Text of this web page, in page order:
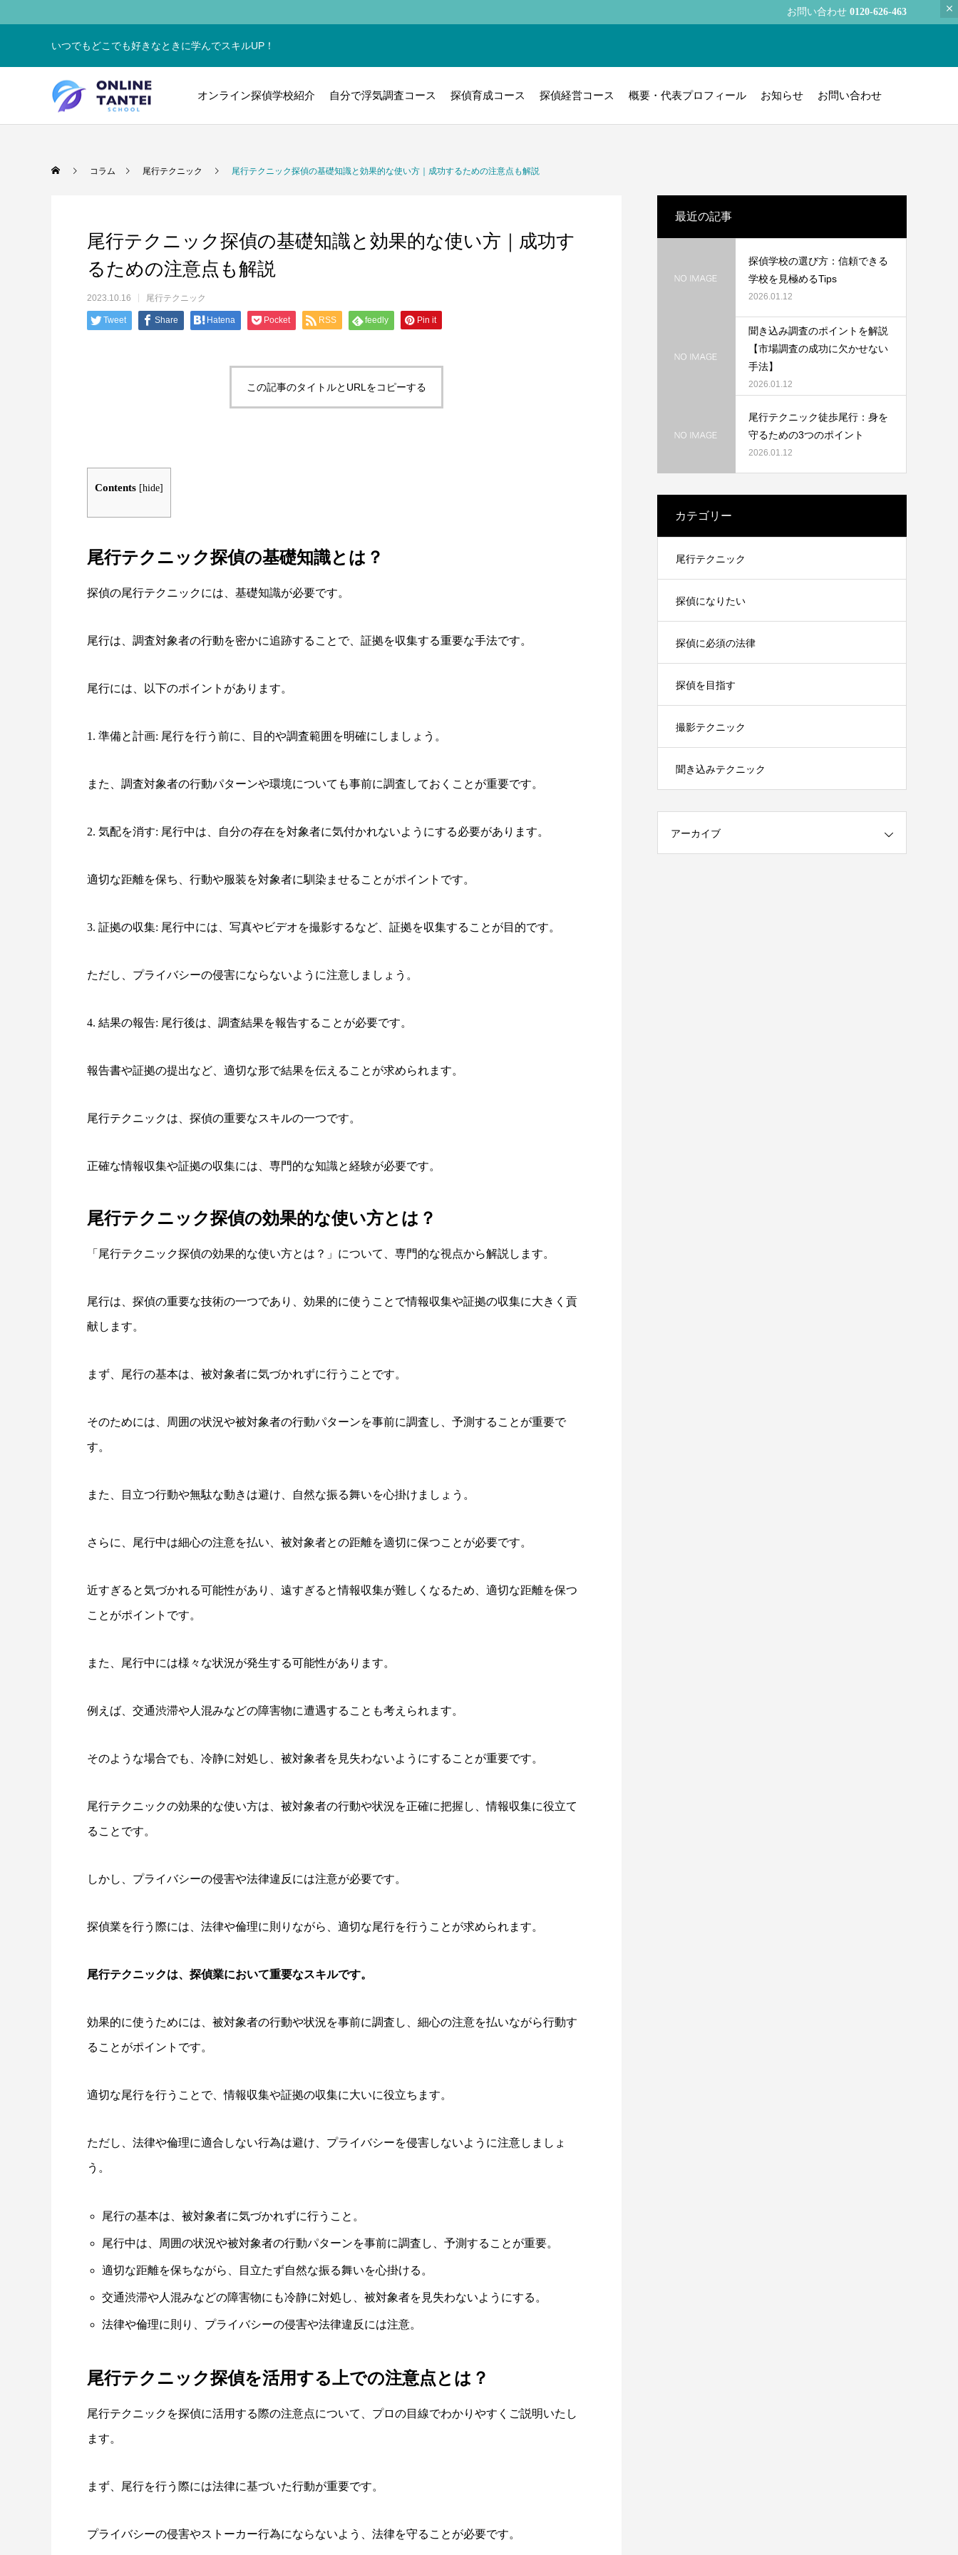
お問い合わせ 0120-626-463
いつでもどこでも好きなときに学んでスキルUP！
オンライン探偵学校紹介 自分で浮気調査コース 探偵育成コース 探偵経営コース 概要・代表プロフィール お知らせ お問い合わせ
コラム 尾行テクニック 尾行テクニック探偵の基礎知識と効果的な使い方｜成功するための注意点も解説
尾行テクニック探偵の基礎知識と効果的な使い方｜成功す
るための注意点も解説
2023.10.16 尾行テクニック
Tweet Share Hatena Pocket RSS feedly Pin it
この記事のタイトルとURLをコピーする
Contents [hide]
尾行テクニック探偵の基礎知識とは？
探偵の尾行テクニックには、基礎知識が必要です。
尾行は、調査対象者の行動を密かに追跡することで、証拠を収集する重要な手法です。
尾行には、以下のポイントがあります。
1. 準備と計画: 尾行を行う前に、目的や調査範囲を明確にしましょう。
また、調査対象者の行動パターンや環境についても事前に調査しておくことが重要です。
2. 気配を消す: 尾行中は、自分の存在を対象者に気付かれないようにする必要があります。
適切な距離を保ち、行動や服装を対象者に馴染ませることがポイントです。
3. 証拠の収集: 尾行中には、写真やビデオを撮影するなど、証拠を収集することが目的です。
ただし、プライバシーの侵害にならないように注意しましょう。
4. 結果の報告: 尾行後は、調査結果を報告することが必要です。
報告書や証拠の提出など、適切な形で結果を伝えることが求められます。
尾行テクニックは、探偵の重要なスキルの一つです。
正確な情報収集や証拠の収集には、専門的な知識と経験が必要です。
尾行テクニック探偵の効果的な使い方とは？
「尾行テクニック探偵の効果的な使い方とは？」について、専門的な視点から解説します。
尾行は、探偵の重要な技術の一つであり、効果的に使うことで情報収集や証拠の収集に大きく貢
献します。
まず、尾行の基本は、被対象者に気づかれずに行うことです。
そのためには、周囲の状況や被対象者の行動パターンを事前に調査し、予測することが重要で
す。
また、目立つ行動や無駄な動きは避け、自然な振る舞いを心掛けましょう。
さらに、尾行中は細心の注意を払い、被対象者との距離を適切に保つことが必要です。
近すぎると気づかれる可能性があり、遠すぎると情報収集が難しくなるため、適切な距離を保つ
ことがポイントです。
また、尾行中には様々な状況が発生する可能性があります。
例えば、交通渋滞や人混みなどの障害物に遭遇することも考えられます。
そのような場合でも、冷静に対処し、被対象者を見失わないようにすることが重要です。
尾行テクニックの効果的な使い方は、被対象者の行動や状況を正確に把握し、情報収集に役立て
ることです。
しかし、プライバシーの侵害や法律違反には注意が必要です。
探偵業を行う際には、法律や倫理に則りながら、適切な尾行を行うことが求められます。
尾行テクニックは、探偵業において重要なスキルです。
効果的に使うためには、被対象者の行動や状況を事前に調査し、細心の注意を払いながら行動す
ることがポイントです。
適切な尾行を行うことで、情報収集や証拠の収集に大いに役立ちます。
ただし、法律や倫理に適合しない行為は避け、プライバシーを侵害しないように注意しましょ
う。
尾行の基本は、被対象者に気づかれずに行うこと。
尾行中は、周囲の状況や被対象者の行動パターンを事前に調査し、予測することが重要。
適切な距離を保ちながら、目立たず自然な振る舞いを心掛ける。
交通渋滞や人混みなどの障害物にも冷静に対処し、被対象者を見失わないようにする。
法律や倫理に則り、プライバシーの侵害や法律違反には注意。
尾行テクニック探偵を活用する上での注意点とは？
尾行テクニックを探偵に活用する際の注意点について、プロの目線でわかりやすくご説明いたし
ます。
まず、尾行を行う際には法律に基づいた行動が重要です。
プライバシーの侵害やストーカー行為にならないよう、法律を守ることが必要です。
最近の記事
探偵学校の選び方：信頼できる
学校を見極めるTips
2026.01.12
聞き込み調査のポイントを解説
【市場調査の成功に欠かせない
手法】
2026.01.12
尾行テクニック徒歩尾行：身を
守るための3つのポイント
2026.01.12
カテゴリー
尾行テクニック
探偵になりたい
探偵に必須の法律
探偵を目指す
撮影テクニック
聞き込みテクニック
アーカイブ